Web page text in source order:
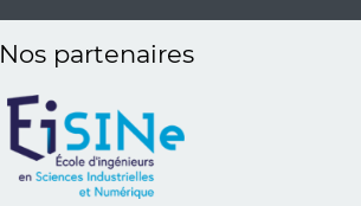
Nos partenaires